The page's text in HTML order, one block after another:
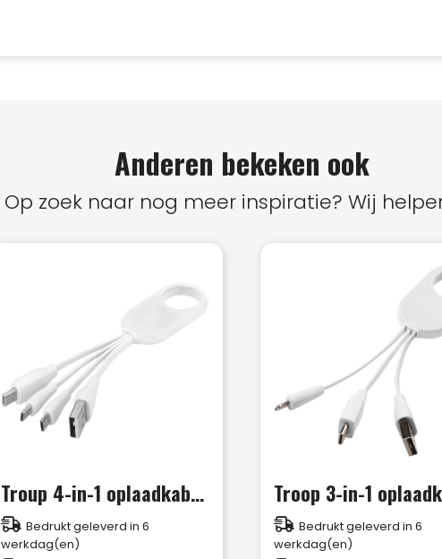
Anderen bekeken ook
Op zoek naar nog meer inspiratie? Wij
Troup 4-in-1 oplaadkabel met clip van type C
Bedrukt geleverd in 6
werkdag(en)
Troop 3-in-1
Bedrukt geleverd in 6
werkdag(en)